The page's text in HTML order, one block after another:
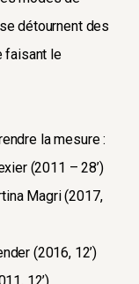
détournent des
faisant le
la mesure :
(2011 – 28’)
Magri (2017,
(2016, 12’)